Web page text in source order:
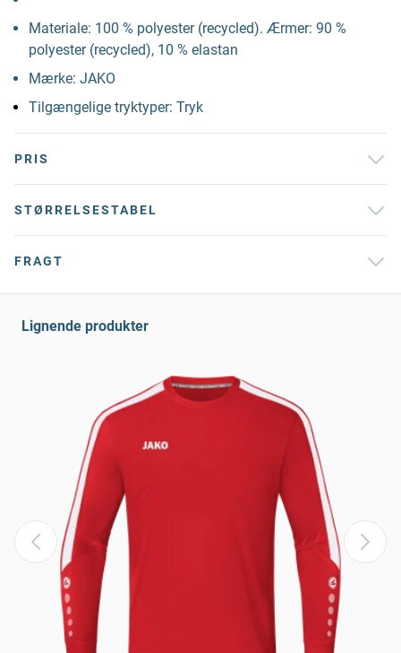
Materiale: 100 % polyester (recycled). Ærmer: 90 %
polyester (recycled), 10 % elastan
Mærke: JAKO
Tilgængelige tryktyper: Tryk
PRIS
STØRRELSESTABEL
FRAGT
Lignende produkter